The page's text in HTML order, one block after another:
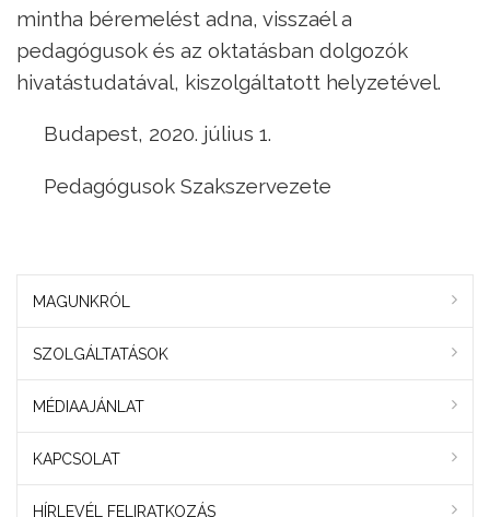
mintha béremelést adna, visszaél a
pedagógusok és az oktatásban dolgozók
hivatástudatával, kiszolgáltatott helyzetével.
Budapest, 2020. július 1.
Pedagógusok Szakszervezete
MAGUNKRÓL
SZOLGÁLTATÁSOK
MÉDIAAJÁNLAT
KAPCSOLAT
HÍRLEVÉL FELIRATKOZÁS